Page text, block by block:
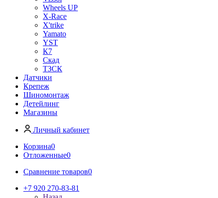
Wheels UP
X-Race
X'trike
Yamato
YST
К7
Скад
ТЗСК
Датчики
Крепеж
Шиномонтаж
Детейлинг
Магазины
Личный кабинет
Корзина0
Отложенные0
Сравнение товаров0
+7 920 270-83-81